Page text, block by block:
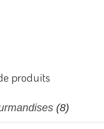
produits
(8)